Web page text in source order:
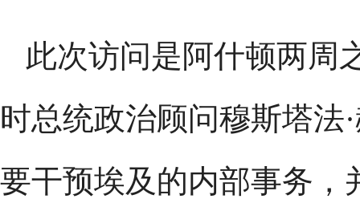
此次访问是阿什顿两周
时总统政治顾问穆斯塔法
要干预埃及的内部事务，